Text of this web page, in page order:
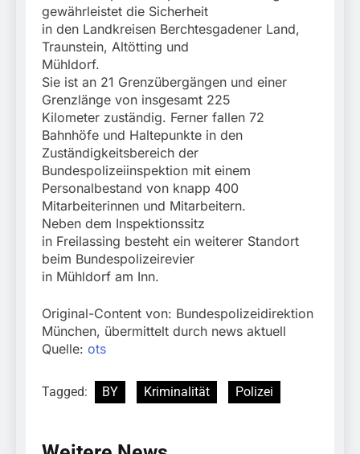
gewährleistet die Sicherheit
in den Landkreisen Berchtesgadener Land,
Traunstein, Altötting und
Mühldorf.
Sie ist an 21 Grenzübergängen und einer
Grenzlänge von insgesamt 225
Kilometer zuständig. Ferner fallen 72
Bahnhöfe und Haltepunkte in den
Zuständigkeitsbereich der
Bundespolizeiinspektion mit einem
Personalbestand von knapp 400
Mitarbeiterinnen und Mitarbeitern.
Neben dem Inspektionssitz
in Freilassing besteht ein weiterer Standort
beim Bundespolizeirevier
in Mühldorf am Inn.
Original-Content von: Bundespolizeidirektion
München, übermittelt durch news aktuell
Quelle: ots
Tagged: BY Kriminalität Polizei